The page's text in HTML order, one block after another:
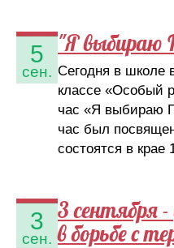
5
сен.
"Я выбираю
Сегодня в школе
классе «Особый
час «Я выбираю
час был
состоятся в крае
3
сен.
3 сентября
в борьбе с